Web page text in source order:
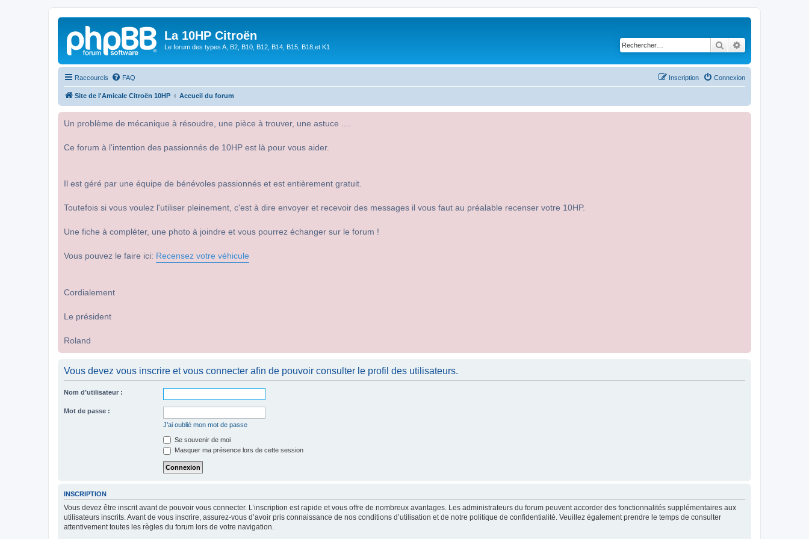
La 10HP Citroën
Le forum des types A, B2, B10, B12, B14, B15, B18,et K1 Rechercher
Raccourcis FAQ Connexion
Inscription
Site de l'Amicale Citroën 10HP Accueil du forum
Un problème de mécanique à résoudre, une pièce à trouver, une astuce ....
Ce forum à l'intention des passionnés de 10HP est là pour vous aider.
Il est géré par une équipe de bénévoles passionnés et est entièrement gratuit.
Toutefois si vous voulez l'utiliser pleinement, c'est à dire envoyer et recevoir des messages il vous faut au préalable recenser votre 10HP.
Une fiche à compléter, une photo à joindre et vous pourrez échanger sur le forum !
Vous pouvez le faire ici: Recensez votre véhicule
Cordialement
Le président
Roland
Vous devez vous inscrire et vous connecter afin de pouvoir consulter le profil des utilisateurs.
Nom d’utilisateur :
Mot de passe :
J’ai oublié mon mot de passe
Se souvenir de moi
Masquer ma présence lors de cette session
INSCRIPTION
Vous devez être inscrit avant de pouvoir vous connecter. L’inscription est rapide et vous offre de nombreux avantages. Les administrateurs du forum peuvent accorder des fonctionnalités supplémentaires aux
utilisateurs inscrits. Avant de vous inscrire, assurez-vous d’avoir pris connaissance de nos conditions d’utilisation et de notre politique de confidentialité. Veuillez également prendre le temps de consulter
attentivement toutes les règles du forum lors de votre navigation.